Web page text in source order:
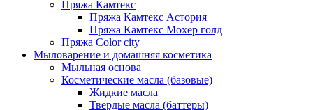
Пряжа Камтекс
Пряжа Камтекс Астория
Пряжа Камтекс Мохер голд
Пряжа Color city
Мыловарение и домашняя косметика
Мыльная основа
Косметические масла (базовые)
Жидкие масла
Твердые масла (баттеры)